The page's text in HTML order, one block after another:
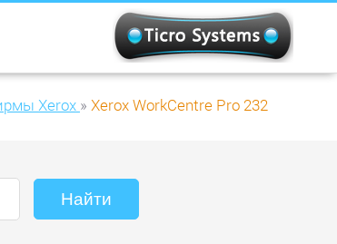
Xerox » Xerox WorkCentre Pro 232